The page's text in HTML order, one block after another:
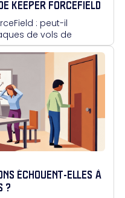
KEEPER FORCEFIELD
: peut-il
de vols de
ÉCHOUENT-ELLES À
?